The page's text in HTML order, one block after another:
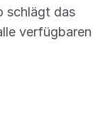
schlägt das
verfügbaren